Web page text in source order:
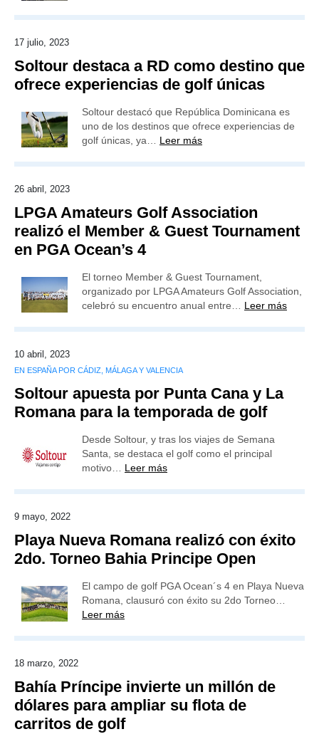
17 julio, 2023
Soltour destaca a RD como destino que
ofrece experiencias de golf únicas
Soltour destacó que República Dominicana es
uno de los destinos que ofrece experiencias de
golf únicas, ya… Leer más
26 abril, 2023
LPGA Amateurs Golf Association
realizó el Member & Guest Tournament
en PGA Ocean’s 4
El torneo Member & Guest Tournament,
organizado por LPGA Amateurs Golf Association,
celebró su encuentro anual entre… Leer más
10 abril, 2023
EN ESPAÑA POR CÁDIZ, MÁLAGA Y VALENCIA
Soltour apuesta por Punta Cana y La
Romana para la temporada de golf
Desde Soltour, y tras los viajes de Semana
Santa, se destaca el golf como el principal
motivo… Leer más
9 mayo, 2022
Playa Nueva Romana realizó con éxito
2do. Torneo Bahia Principe Open
El campo de golf PGA Ocean´s 4 en Playa Nueva
Romana, clausuró con éxito su 2do Torneo…
Leer más
18 marzo, 2022
Bahía Príncipe invierte un millón de
dólares para ampliar su flota de
carritos de golf